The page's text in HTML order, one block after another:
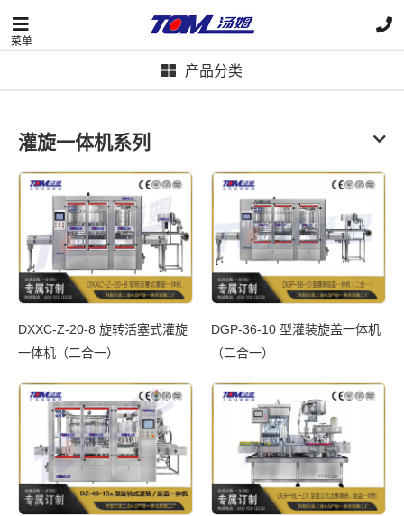
菜单
产品分类
灌旋一体机系列
DXXC-Z-20-8 旋转活塞式灌旋
一体机（二合一）
DGP-36-10 型灌装旋盖一体机
（二合一）